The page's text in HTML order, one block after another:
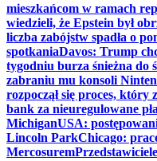
mieszkańcom w ramach
wiedzieli, że Epstein był
liczba zabójstw spadła o
spotkaniaDavos: Trump
tygodniu burza śnieżna do
zabraniu mu konsoli
rozpoczął się proces, który
bank za nieuregulowane
MichiganUSA:
Lincoln ParkChicago:
Mercosurem